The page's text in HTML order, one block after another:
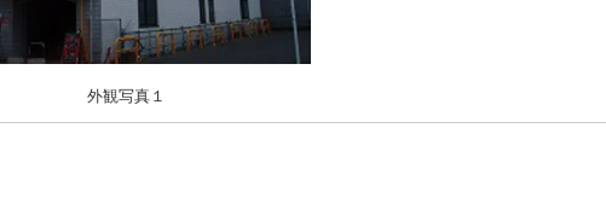
外観写真１